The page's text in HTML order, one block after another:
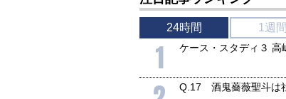
24時間 1週間
1 ケース・スタディ３ 高
Q.17 酒鬼薔薇聖斗は